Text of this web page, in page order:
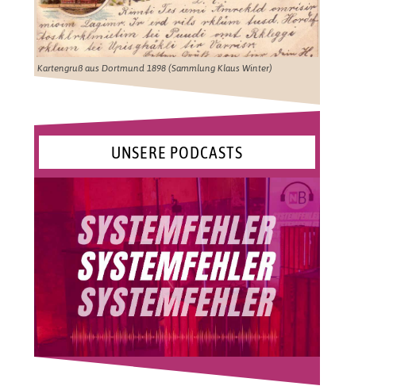
Kartengruß aus Dortmund 1898 (Sammlung Klaus Winter)
UNSERE PODCASTS